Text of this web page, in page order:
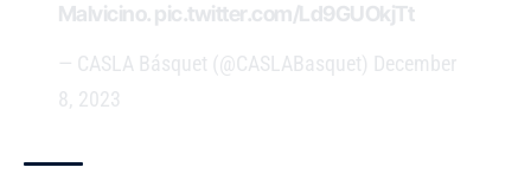
Malvicino.pic.twitter.com/Ld9GUOkjTt
— CASLA Básquet (@CASLABasquet) December
8, 2023